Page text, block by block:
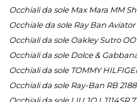
Occhiali da sole Max Mara MM
Occhiale da sole Ray Ban
Occhiali da sole Oakley Sutro
Occhiali da sole Dolce &
Occhiali da sole TOMMY
Occhiali da sole Ray-Ban RB 2188
Occhiali da sole LIU JO LJ114SR